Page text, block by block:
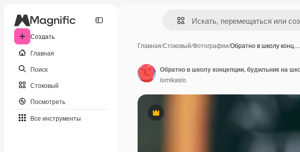
Создать
Главная
Поиск
Стоковый
Посмотреть
Все инструменты
Главная/Стоковый/Фотографии/Обратно в школу конц…
Премиум
lomikaslo